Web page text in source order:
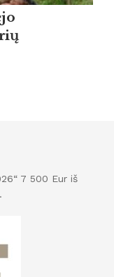
7 500 Eur iš